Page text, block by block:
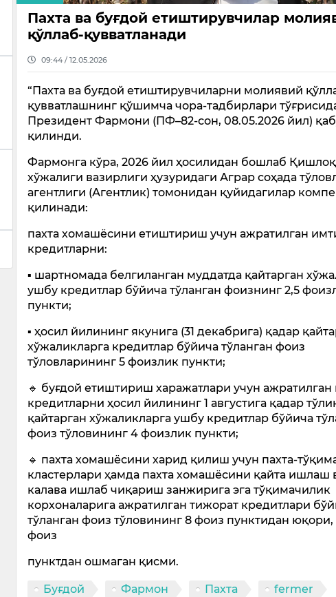
Пахта ва буғдой етиштирувчилар
қўллаб-қувватланади
09:44 / 12.05.2026
“Пахта ва буғдой етиштирувчиларни молиявий
қувватлашнинг қўшимча чора-тадбирлари
Президент Фармони (ПФ–82-сон, 08.05.2026 йил)
қилинди.
Фармонга кўра, 2026 йил ҳосилидан бошлаб Қишлоқ
хўжалиги вазирлиги ҳузуридаги Аграр соҳада
агентлиги (Агентлик) томонидан қуйидагилар
қилинади:
пахта хомашёсини етиштириш учун ажратилган
кредитларни:
▪️ шартномада белгиланган муддатда қайтарган
ушбу кредитлар бўйича тўланган фоизнинг 2,5
пункти;
▪️ ҳосил йилининг якунига (31 декабрига) қадар
хўжаликларга кредитлар бўйича тўланган фоиз
тўловларининг 5 фоизлик пункти;
🔹 буғдой етиштириш харажатлари учун
кредитларни ҳосил йилининг 1 августига қадар
қайтарган хўжаликларга ушбу кредитлар бўйича
фоиз тўловининг 4 фоизлик пункти;
🔹 пахта хомашёсини харид қилиш учун пахта-
кластерлари ҳамда пахта хомашёсини қайта ишлаш
калава ишлаб чиқариш занжирига эга тўқимачилик
корхоналарига ажратилган тижорат кредитлари
тўланган фоиз тўловининг 8 фоиз пунктидан юқори,
фоиз
пунктдан ошмаган қисми.
Буғдой Фармон Пахта fermer